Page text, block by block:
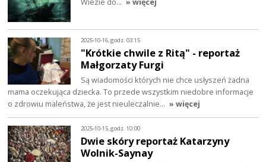
2025-10-16, godz. 03:15
"Krótkie chwile z Ritą" - reportaż
Małgorzaty Furgi
Są wiadomości których nie chce usłyszeń żadna
mama oczekująca dziecka. To przede wszystkim niedobre informacje
o zdrowiu maleństwa, że jest nieuleczalnie… » więcej
2025-10-15, godz. 10:00
Dwie skóry reportaż Katarzyny
Wolnik-Saynay